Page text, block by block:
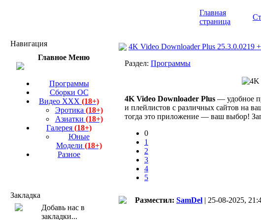
Главная
страница
Навигация
Главное Меню
Программы
Сборки ОС
Видео ХХХ (18+)
Эротика (18+)
Азиатки (18+)
Галерея (18+)
Юные
Модели (18+)
Разное
Закладка
4K Video Downloader Plus 25.3.0.0219
Раздел: Программы
4K Video Downloader Plus — удобное
и плейлистов с различных сайтов на
тогда это приложение — ваш выбор!
0
1
2
3
4
5
Разместил: SamDel | 25-08-2025,